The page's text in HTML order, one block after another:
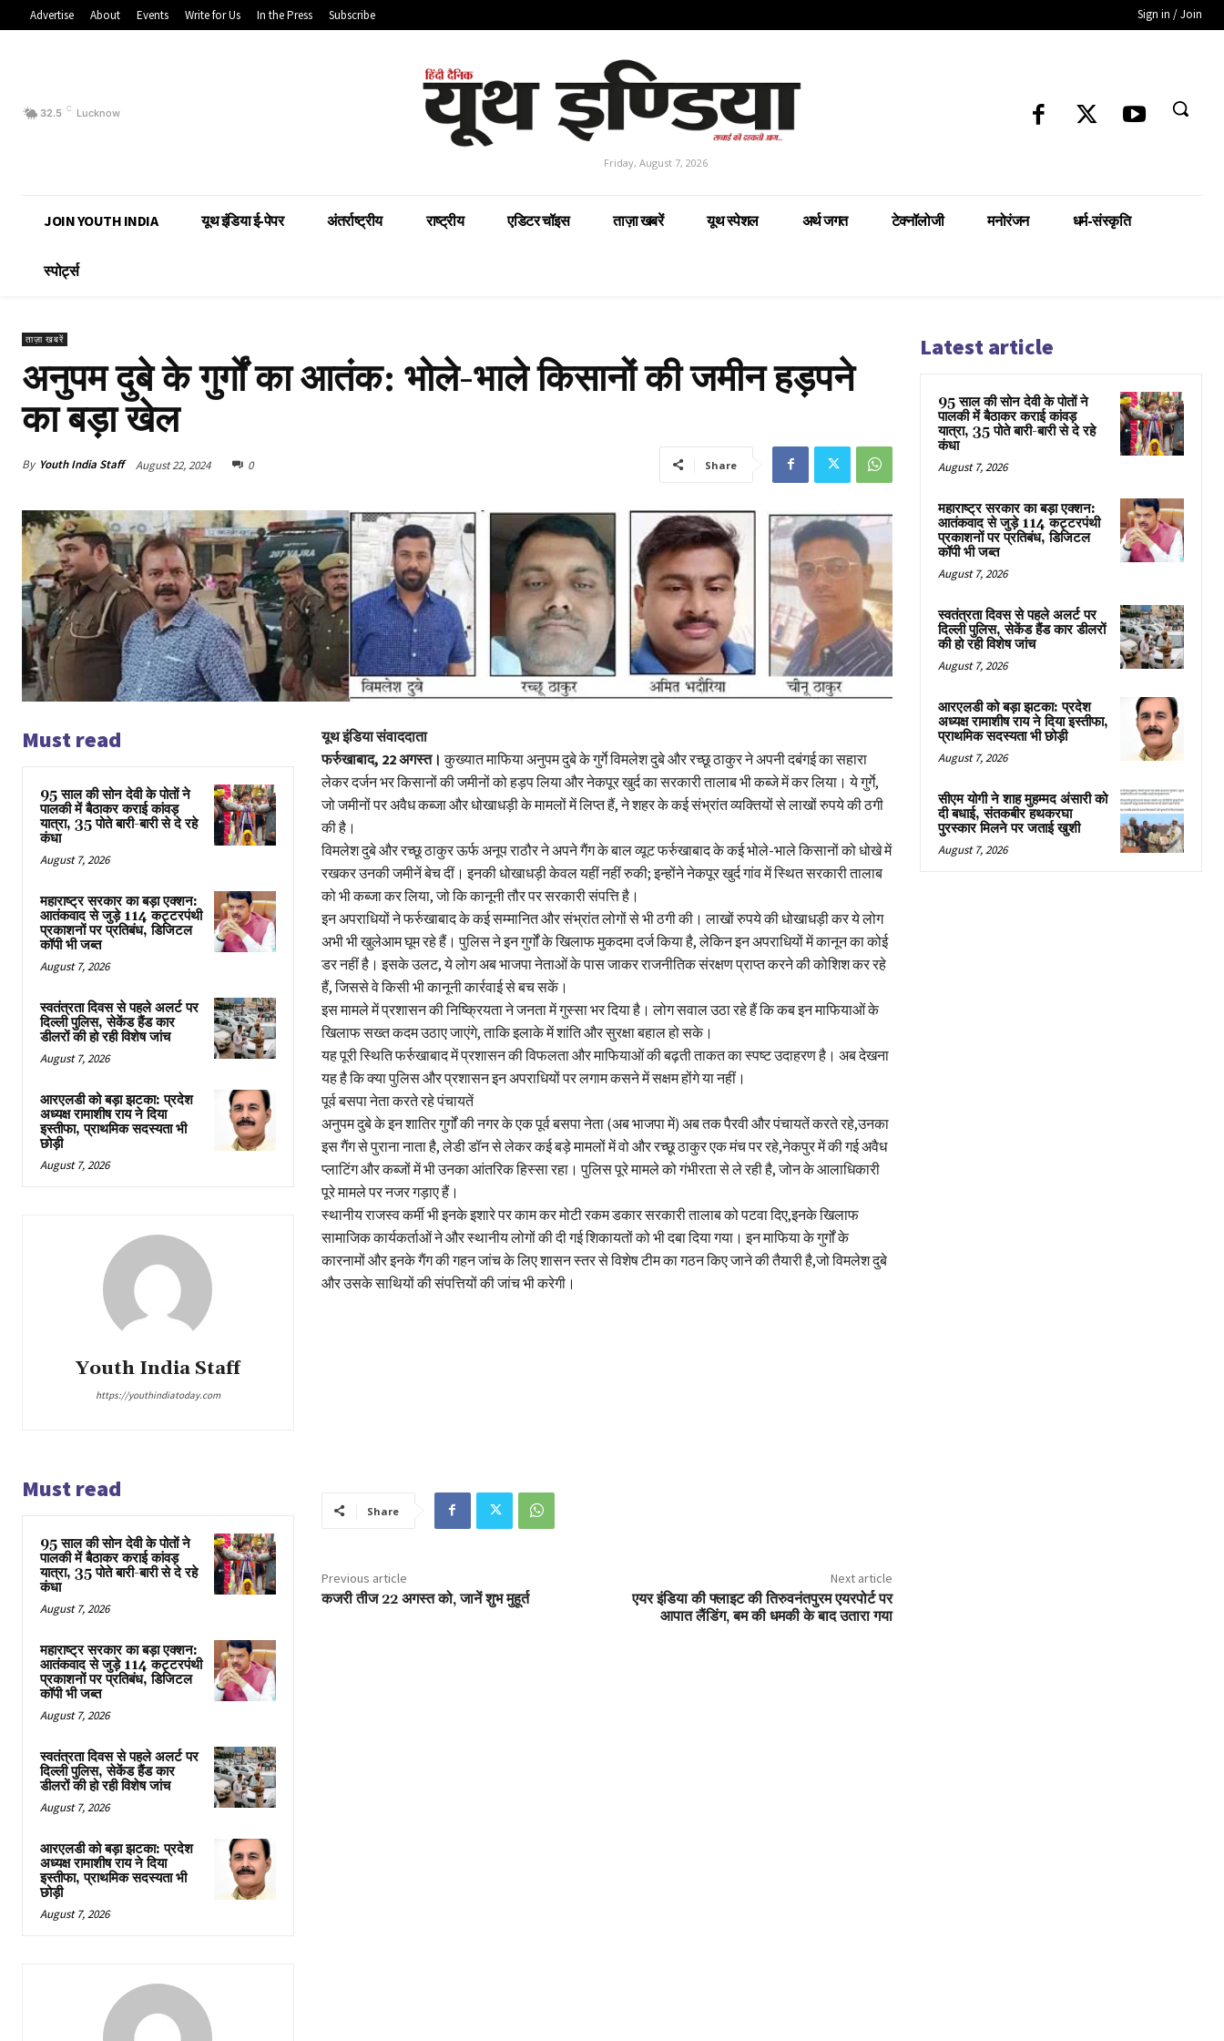
Advertise About Events Write for Us In the Press Subscribe Sign in / Join
32.5 C Lucknow
Friday, August 7, 2026
JOIN YOUTH INDIA यूथ इंडिया ई-पेपर अंतर्राष्ट्रीय राष्ट्रीय एडिटर चॉइस ताज़ा खबरें यूथ स्पेशल अर्थ जगत टेक्नॉलोजी मनोरंजन धर्म-संस्कृति
स्पोर्ट्स
ताज़ा खबरें
अनुपम दुबे के गुर्गों का आतंक: भोले-भाले किसानों की जमीन हड़पने
का बड़ा खेल
By Youth India Staff August 22, 2024 0 Share
Must read
95 साल की सोन देवी के पोतों ने
पालकी में बैठाकर कराई कांवड़
यात्रा, 35 पोते बारी-बारी से दे रहे
कंधा
August 7, 2026
महाराष्ट्र सरकार का बड़ा एक्शन:
आतंकवाद से जुड़े 114 कट्टरपंथी
प्रकाशनों पर प्रतिबंध, डिजिटल
कॉपी भी जब्त
August 7, 2026
स्वतंत्रता दिवस से पहले अलर्ट पर
दिल्ली पुलिस, सेकेंड हैंड कार
डीलरों की हो रही विशेष जांच
August 7, 2026
आरएलडी को बड़ा झटका: प्रदेश
अध्यक्ष रामाशीष राय ने दिया
इस्तीफा, प्राथमिक सदस्यता भी
छोड़ी
August 7, 2026
Youth India Staff
https://youthindiatoday.com
यूथ इंडिया संवाददाता
फर्रुखाबाद, 22 अगस्त। कुख्यात माफिया अनुपम दुबे के गुर्गे विमलेश दुबे और रच्छू ठाकुर ने अपनी दबंगई का सहारा
लेकर दर्जन भर किसानों की जमीनों को हड़प लिया और नेकपूर खुर्द का सरकारी तालाब भी कब्जे में कर लिया। ये गुर्गे,
जो जमीनों पर अवैध कब्जा और धोखाधड़ी के मामलों में लिप्त हैं, ने शहर के कई संभ्रांत व्यक्तियों से लाखों रुपये की ठगी
की है।
विमलेश दुबे और रच्छू ठाकुर ऊर्फ अनूप राठौर ने अपने गैंग के बाल व्यूट फर्रुखाबाद के कई भोले-भाले किसानों को धोखे में
रखकर उनकी जमीनें बेच दीं। इनकी धोखाधड़ी केवल यहीं नहीं रुकी; इन्होंने नेकपूर खुर्द गांव में स्थित सरकारी तालाब
को भी कब्जा कर लिया, जो कि कानूनी तौर पर सरकारी संपत्ति है।
इन अपराधियों ने फर्रुखाबाद के कई सम्मानित और संभ्रांत लोगों से भी ठगी की। लाखों रुपये की धोखाधड़ी कर ये लोग
अभी भी खुलेआम घूम रहे हैं। पुलिस ने इन गुर्गों के खिलाफ मुकदमा दर्ज किया है, लेकिन इन अपराधियों में कानून का कोई
डर नहीं है। इसके उलट, ये लोग अब भाजपा नेताओं के पास जाकर राजनीतिक संरक्षण प्राप्त करने की कोशिश कर रहे
हैं, जिससे वे किसी भी कानूनी कार्रवाई से बच सकें।
इस मामले में प्रशासन की निष्क्रियता ने जनता में गुस्सा भर दिया है। लोग सवाल उठा रहे हैं कि कब इन माफियाओं के
खिलाफ सख्त कदम उठाए जाएंगे, ताकि इलाके में शांति और सुरक्षा बहाल हो सके।
यह पूरी स्थिति फर्रुखाबाद में प्रशासन की विफलता और माफियाओं की बढ़ती ताकत का स्पष्ट उदाहरण है। अब देखना
यह है कि क्या पुलिस और प्रशासन इन अपराधियों पर लगाम कसने में सक्षम होंगे या नहीं।
पूर्व बसपा नेता करते रहे पंचायतें
अनुपम दुबे के इन शातिर गुर्गों की नगर के एक पूर्व बसपा नेता (अब भाजपा में) अब तक पैरवी और पंचायतें करते रहे,उनका
इस गैंग से पुराना नाता है, लेडी डॉन से लेकर कई बड़े मामलों में वो और रच्छू ठाकुर एक मंच पर रहे,नेकपुर में की गई अवैध
प्लाटिंग और कब्जों में भी उनका आंतरिक हिस्सा रहा। पुलिस पूरे मामले को गंभीरता से ले रही है, जोन के आलाधिकारी
पूरे मामले पर नजर गड़ाए हैं।
स्थानीय राजस्व कर्मी भी इनके इशारे पर काम कर मोटी रकम डकार सरकारी तालाब को पटवा दिए,इनके खिलाफ
सामाजिक कार्यकर्ताओं ने और स्थानीय लोगों की दी गई शिकायतों को भी दबा दिया गया। इन माफिया के गुर्गों के
कारनामों और इनके गैंग की गहन जांच के लिए शासन स्तर से विशेष टीम का गठन किए जाने की तैयारी है,जो विमलेश दुबे
और उसके साथियों की संपत्तियों की जांच भी करेगी।
Must read
95 साल की सोन देवी के पोतों ने
पालकी में बैठाकर कराई कांवड़
यात्रा, 35 पोते बारी-बारी से दे रहे
कंधा
August 7, 2026
महाराष्ट्र सरकार का बड़ा एक्शन:
आतंकवाद से जुड़े 114 कट्टरपंथी
प्रकाशनों पर प्रतिबंध, डिजिटल
कॉपी भी जब्त
August 7, 2026
स्वतंत्रता दिवस से पहले अलर्ट पर
दिल्ली पुलिस, सेकेंड हैंड कार
डीलरों की हो रही विशेष जांच
August 7, 2026
आरएलडी को बड़ा झटका: प्रदेश
अध्यक्ष रामाशीष राय ने दिया
इस्तीफा, प्राथमिक सदस्यता भी
छोड़ी
August 7, 2026
Share
Previous article
कजरी तीज 22 अगस्त को, जानें शुभ मुहूर्त
Next article
एयर इंडिया की फ्लाइट की तिरुवनंतपुरम एयरपोर्ट पर
आपात लैंडिंग, बम की धमकी के बाद उतारा गया
Latest article
95 साल की सोन देवी के पोतों ने
पालकी में बैठाकर कराई कांवड़
यात्रा, 35 पोते बारी-बारी से दे रहे
कंधा
August 7, 2026
महाराष्ट्र सरकार का बड़ा एक्शन:
आतंकवाद से जुड़े 114 कट्टरपंथी
प्रकाशनों पर प्रतिबंध, डिजिटल
कॉपी भी जब्त
August 7, 2026
स्वतंत्रता दिवस से पहले अलर्ट पर
दिल्ली पुलिस, सेकेंड हैंड कार डीलरों
की हो रही विशेष जांच
August 7, 2026
आरएलडी को बड़ा झटका: प्रदेश
अध्यक्ष रामाशीष राय ने दिया इस्तीफा,
प्राथमिक सदस्यता भी छोड़ी
August 7, 2026
सीएम योगी ने शाह मुहम्मद अंसारी को
दी बधाई, संतकबीर हथकरघा
पुरस्कार मिलने पर जताई खुशी
August 7, 2026